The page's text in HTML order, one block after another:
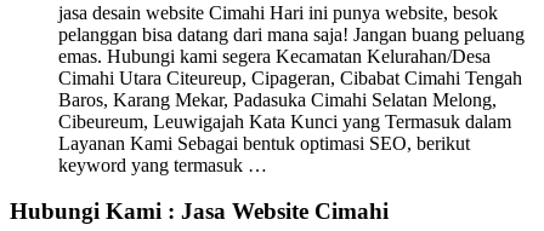
jasa desain website Cimahi Hari ini punya website, besok
pelanggan bisa datang dari mana saja! Jangan buang peluang
emas. Hubungi kami segera Kecamatan Kelurahan/Desa
Cimahi Utara Citeureup, Cipageran, Cibabat Cimahi Tengah
Baros, Karang Mekar, Padasuka Cimahi Selatan Melong,
Cibeureum, Leuwigajah Kata Kunci yang Termasuk dalam
Layanan Kami Sebagai bentuk optimasi SEO, berikut
keyword yang termasuk …
Hubungi Kami : Jasa Website Cimahi